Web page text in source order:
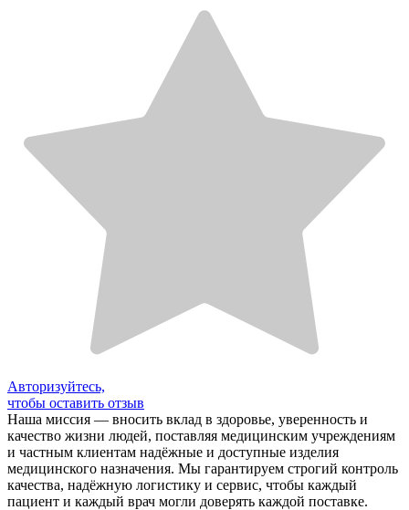
Авторизуйтесь,
чтобы оставить отзыв
Наша миссия — вносить вклад в здоровье, уверенность и
качество жизни людей, поставляя медицинским учреждениям
и частным клиентам надёжные и доступные изделия
медицинского назначения. Мы гарантируем строгий контроль
качества, надёжную логистику и сервис, чтобы каждый
пациент и каждый врач могли доверять каждой поставке.